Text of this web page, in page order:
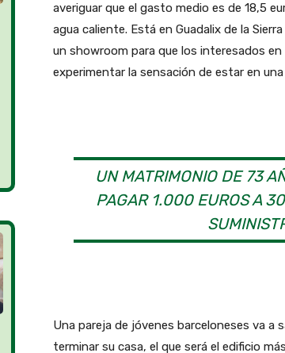
averiguar que el gasto medio es de 18,5
agua caliente. Está en Guadalix de la
un showroom para que los interesados
experimentar la sensación de estar en una
UN MATRIMONIO DE 73
PAGAR 1.000 EUROS A
Una pareja de jóvenes barceloneses va a
terminar su casa, el que será el edificio